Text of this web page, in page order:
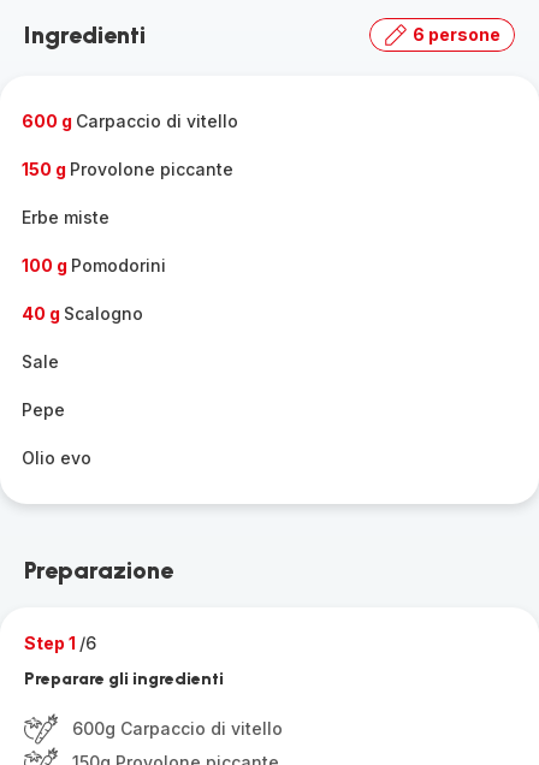
la
Ingredienti 6 persone
600 g Carpaccio di vitello
150 g Provolone piccante
Erbe miste
100 g Pomodorini
40 g Scalogno
Sale
Pepe
Olio evo
Preparazione
Step 1 /6
Preparare gli ingredienti
600g Carpaccio di vitello